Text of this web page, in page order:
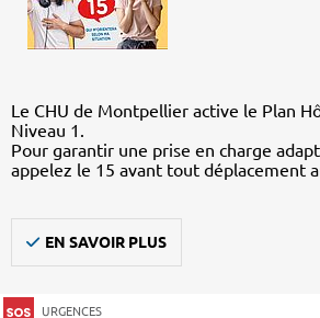
Le CHU de Montpellier active le Plan
Niveau 1.
Pour garantir une prise en charge
appelez le 15 avant tout déplacement
EN SAVOIR PLUS
URGENCES